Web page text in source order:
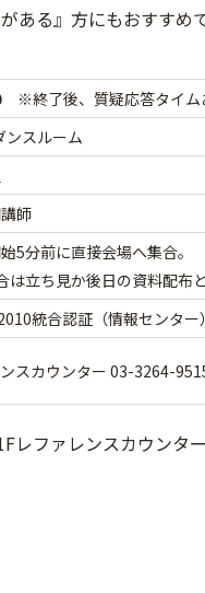
ある』方にもおすすめ
※終了後、質疑応答タイム
ンスルーム
師
5分前に直接会場へ集合。
立ち見か後日の資料配布
統合認証（情報センター
スカウンター 03-3264-
ファレンスカウンタ